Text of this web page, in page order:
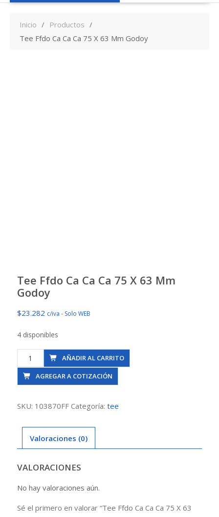
Inicio
Productos
Tee Ffdo Ca Ca Ca 75 X 63 Mm Godoy
Tee Ffdo Ca Ca Ca 75 X 63 Mm
Godoy
$23.282 c/iva - Solo WEB
4 disponibles
Tee
Ffdo
Ca
Ca
Godoy
AÑADIR AL CARRITO
AGREGAR A COTIZACIÓN
SKU: 103870FF Categoría: tee
Valoraciones (0)
VALORACIONES
No hay valoraciones aún.
Sé el primero en valorar “Tee Ffdo Ca Ca Ca 75 X 63